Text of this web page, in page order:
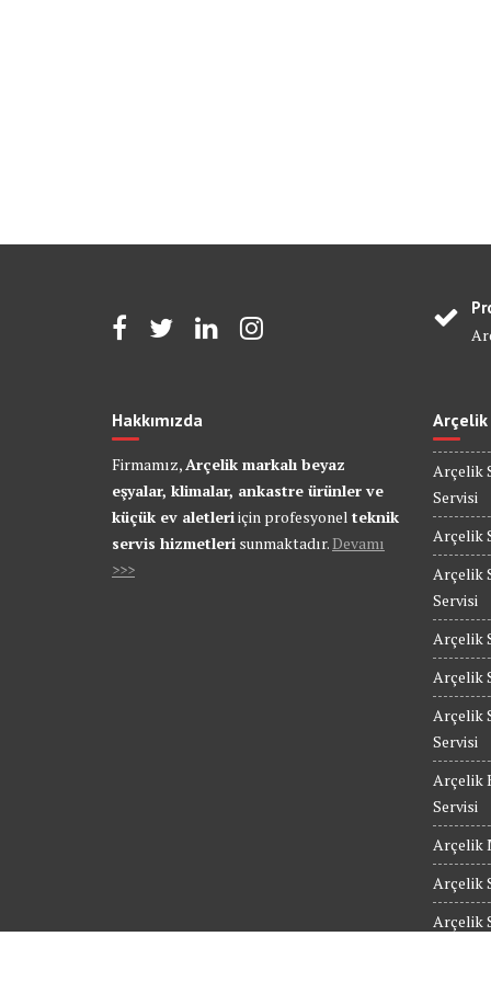
Hakkımızda
Firmamız,Arçelik markalı beyaz
eşyalar, klimalar, ankastre ürünler ve
küçük ev aletleriiçin profesyonel teknik
servis hizmetleri sunmaktadır.Devamı
>>>
Arçelik
Arçelik
Servisi
Arçelik
Arçelik
Servisi
Arçelik
Arçelik
Arçelik
Servisi
Arçelik
Servisi
Arçelik
Arçelik
Arçelik